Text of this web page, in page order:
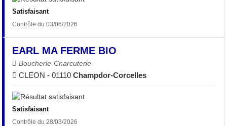
Satisfaisant
Contrôle du 03/06/2026
EARL MA FERME BIO
Boucherie-Charcuterie
CLEON - 01110Champdor-Corcelles
Satisfaisant
Contrôle du 28/03/2026